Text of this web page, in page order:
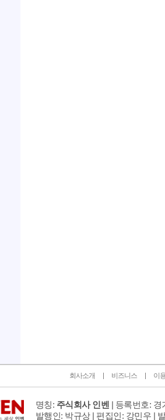
회사소개 비즈니스 이
명칭: 주식회사 인벤 | 등록번호: 경
발행인: 박규상 | 편집인: 강민우 |